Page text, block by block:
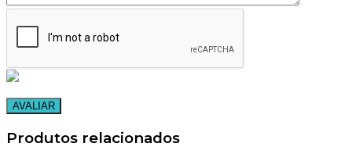
Produtos relacionados